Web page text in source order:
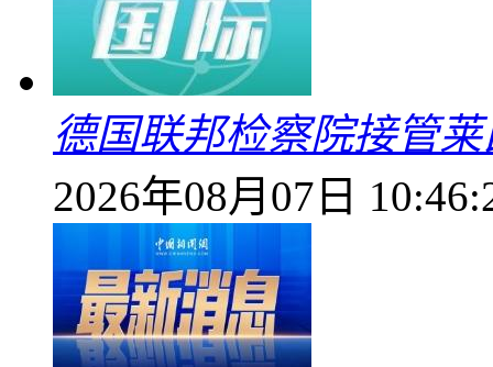
德国联邦检察院接管
2026年08月07日